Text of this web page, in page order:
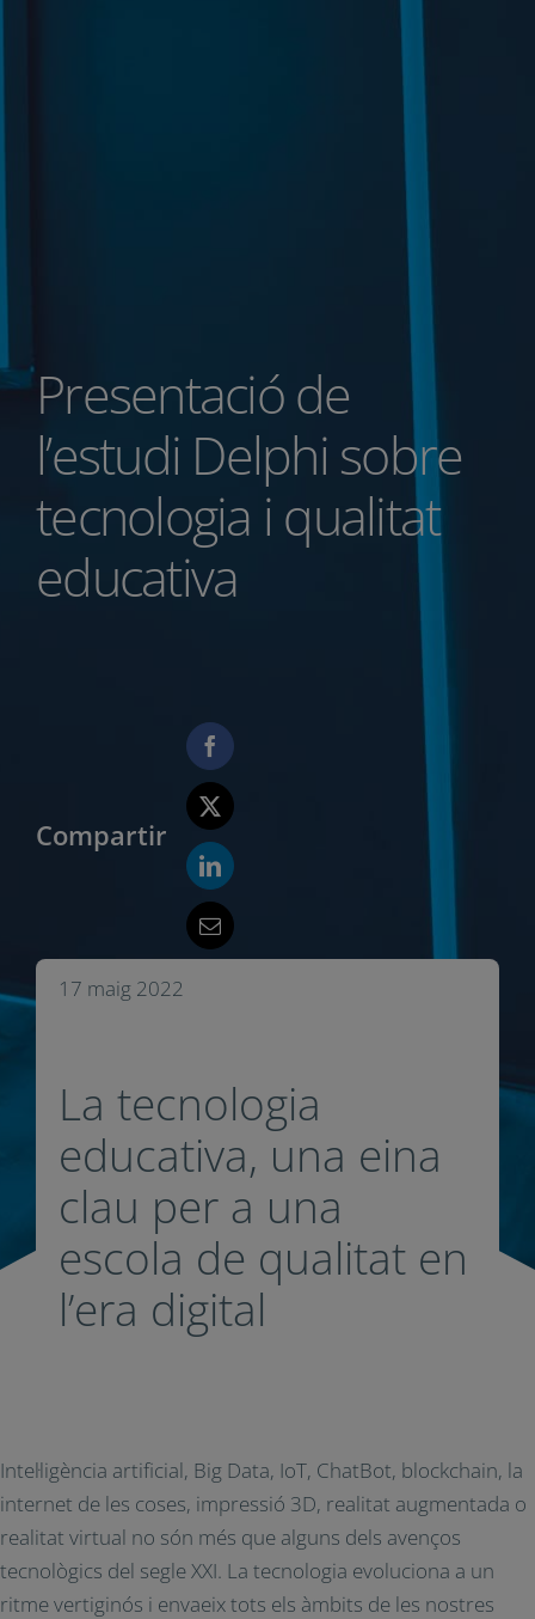
Presentació de
l’estudi Delphi sobre
tecnologia i qualitat
educativa
Compartir
17 maig 2022
La tecnologia
educativa, una eina
clau per a una
escola de qualitat en
l’era digital
Intel·ligència artificial, Big Data, IoT, ChatBot, blockchain, la
internet de les coses, impressió 3D, realitat augmentada o
realitat virtual no són més que alguns dels avenços
tecnològics del segle XXI. La tecnologia evoluciona a un
ritme vertiginós i envaeix tots els àmbits de les nostres